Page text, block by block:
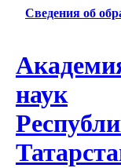
Сведения об
наук